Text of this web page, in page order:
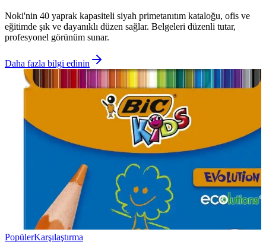
Noki'nin 40 yaprak kapasiteli siyah primetanıtım kataloğu, ofis ve
eğitimde şık ve dayanıklı düzen sağlar. Belgeleri düzenli tutar,
profesyonel görünüm sunar.
Daha fazla bilgi edinin
PopülerKarşılaştırma